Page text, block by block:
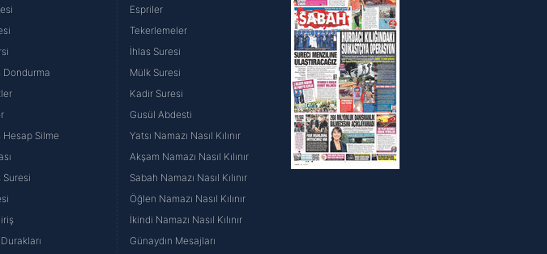
belirleyebilirsiniz. Çerezlere ilişkin detaylı bilgi için Ayarlar
Aydınlatma Metnimizi okumak ve sitemizde ilgili
lütfen
Dondurma
Hesap Silme
Suresi
Espriler
Tekerlemeler
İhlas Suresi
Mülk Suresi
Kadir Suresi
Gusül Abdesti
Yatsı Namazı Nasıl Kılınır
Akşam Namazı Nasıl Kılınır
Sabah Namazı Nasıl Kılınır
Öğlen Namazı Nasıl Kılınır
İkindi Namazı Nasıl Kılınır
Günaydın Mesajları